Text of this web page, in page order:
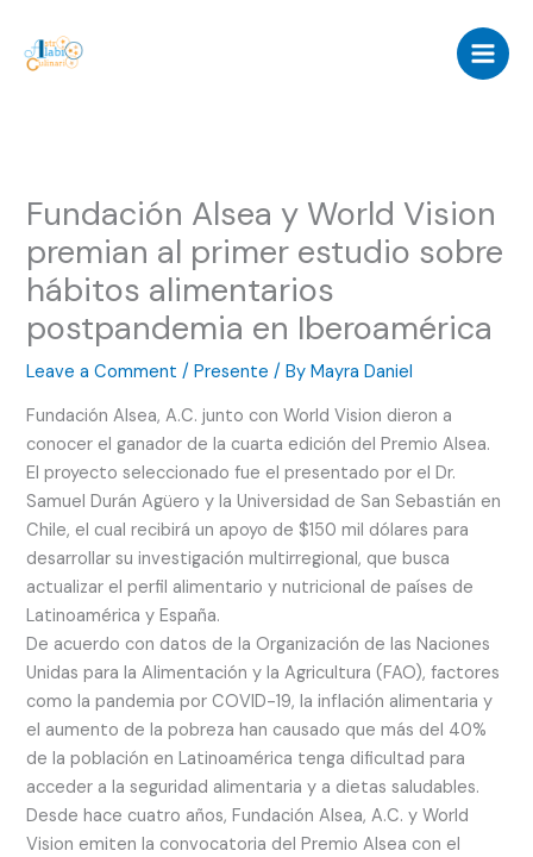
content
Fundación Alsea y World Vision
premian al primer estudio sobre
hábitos alimentarios
postpandemia en Iberoamérica
Leave a Comment /Presente / ByMayra Daniel
Fundación Alsea, A.C. junto con World Vision dieron a
conocer el ganador de la cuarta edición del Premio Alsea.
El proyecto seleccionado fue el presentado por el Dr.
Samuel Durán Agüero y la Universidad de San Sebastián en
Chile, el cual recibirá un apoyo de $150 mil dólares para
desarrollar su investigación multirregional, que busca
actualizar el perfil alimentario y nutricional de países de
Latinoamérica y España.
De acuerdo con datos de la Organización de las Naciones
Unidas para la Alimentación y la Agricultura (FAO), factores
como la pandemia por COVID-19, la inflación alimentaria y
el aumento de la pobreza han causado que más del 40%
de la población en Latinoamérica tenga dificultad para
acceder a la seguridad alimentaria y a dietas saludables.
Desde hace cuatro años, Fundación Alsea, A.C. y World
Vision emiten la convocatoria del Premio Alsea con el